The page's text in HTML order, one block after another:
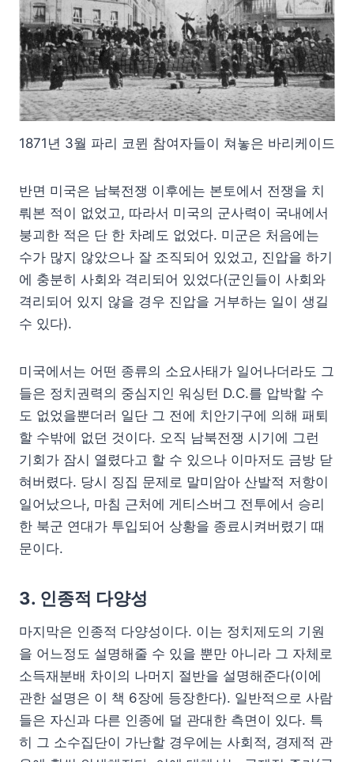
1871년 3월 파리 코뮌 참여자들이 쳐놓은 바리케이드
반면 미국은 남북전쟁 이후에는 본토에서 전쟁을 치
뤄본 적이 없었고, 따라서 미국의 군사력이 국내에서
붕괴한 적은 단 한 차례도 없었다. 미군은 처음에는
수가 많지 않았으나 잘 조직되어 있었고, 진압을 하기
에 충분히 사회와 격리되어 있었다(군인들이 사회와
격리되어 있지 않을 경우 진압을 거부하는 일이 생길
수 있다).
미국에서는 어떤 종류의 소요사태가 일어나더라도 그
들은 정치권력의 중심지인 워싱턴 D.C.를 압박할 수
도 없었을뿐더러 일단 그 전에 치안기구에 의해 패퇴
할 수밖에 없던 것이다. 오직 남북전쟁 시기에 그런
기회가 잠시 열렸다고 할 수 있으나 이마저도 금방 닫
혀버렸다. 당시 징집 문제로 말미암아 산발적 저항이
일어났으나, 마침 근처에 게티스버그 전투에서 승리
한 북군 연대가 투입되어 상황을 종료시켜버렸기 때
문이다.
3. 인종적 다양성
마지막은 인종적 다양성이다. 이는 정치제도의 기원
을 어느정도 설명해줄 수 있을 뿐만 아니라 그 자체로
소득재분배 차이의 나머지 절반을 설명해준다(이에
관한 설명은 이 책 6장에 등장한다). 일반적으로 사람
들은 자신과 다른 인종에 덜 관대한 측면이 있다. 특
히 그 소수집단이 가난할 경우에는 사회적, 경제적 관